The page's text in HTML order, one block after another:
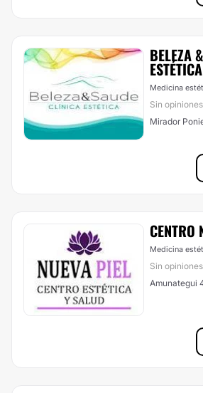
BELEZA
ESTÉTICA
Medicina
Sin opiniones
Mirador
CENTRO
Medicina
Sin opiniones
Amunategui